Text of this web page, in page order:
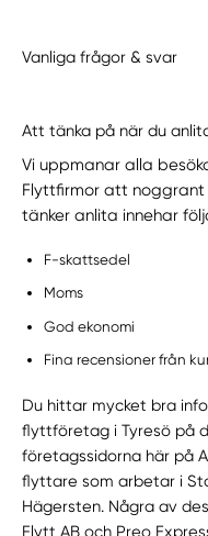
Vanliga frågor & svar
Att tänka på när du
Vi uppmanar alla
Flyttfirmor att
tänker anlita innehar
F-skattsedel
Moms
God ekonomi
Fina recensioner från
Du hittar mycket bra
flyttföretag i Tyresö på
företagssidorna här på
flyttare som arbetar i
Hägersten. Några av
Flytt AB och Preo